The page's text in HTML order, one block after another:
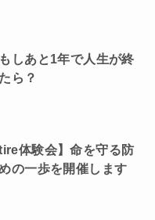
もしあと1年で人生が終
ら？
体験会】命を守る防
の一歩を開催します